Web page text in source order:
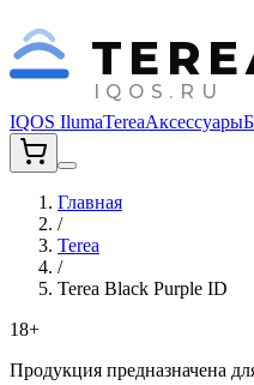
IQOS.RU
IQOS IlumaTereaАксессуары
Главная
/
Terea
/
Terea Black Purple ID
18+
Продукция предназначена